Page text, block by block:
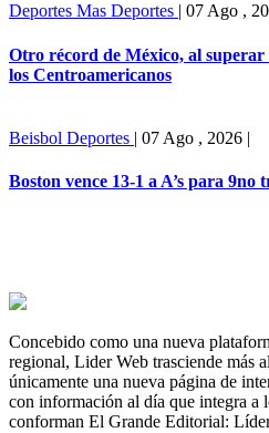
Deportes Mas Deportes | 07 Ago ,
Otro récord de México, al superar
los Centroamericanos
Beisbol Deportes | 07 Ago , 2026 |
Boston vence 13-1 a A’s para 9no
Concebido como una nueva
regional, Lider Web trasciende más
únicamente una nueva página de
con información al día que integra a
conforman El Grande Editorial: